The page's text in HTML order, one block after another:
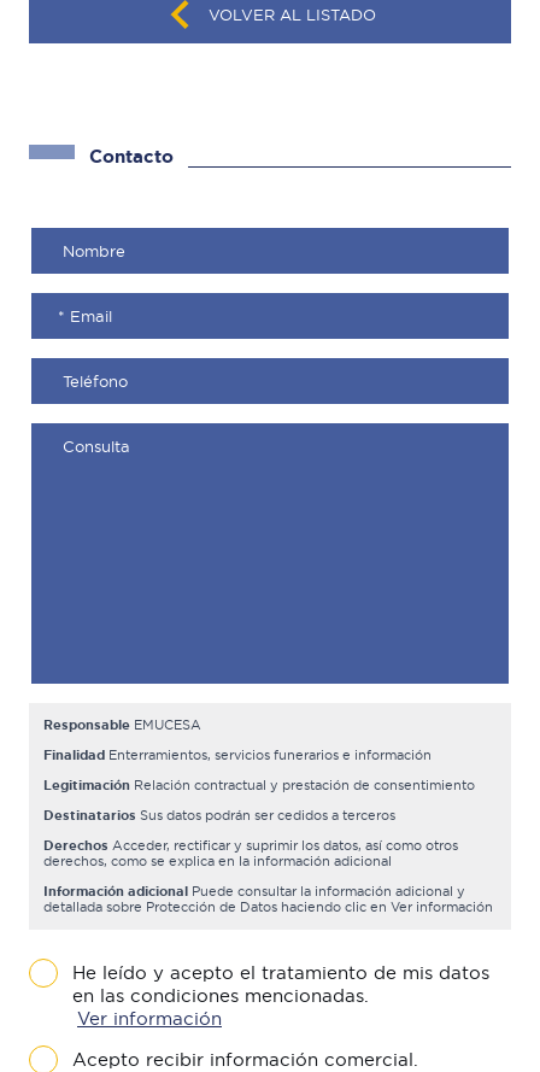
VOLVER AL LISTADO
Contacto
Responsable EMUCESA
Finalidad Enterramientos, servicios funerarios e información
Legitimación Relación contractual y prestación de consentimiento
Destinatarios Sus datos podrán ser cedidos a terceros
Derechos Acceder, rectificar y suprimir los datos, así como otros
derechos, como se explica en la información adicional
Información adicional
Puede consultar la información adicional y
detallada sobre Protección de Datos haciendo clic en Ver información
He leído y acepto el tratamiento de mis datos
en las condiciones mencionadas.
Ver información
Acepto recibir información comercial.